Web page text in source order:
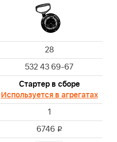
28
532 43 69-67
Стартер в сборе
Используется в агрегатах
1
6746 i